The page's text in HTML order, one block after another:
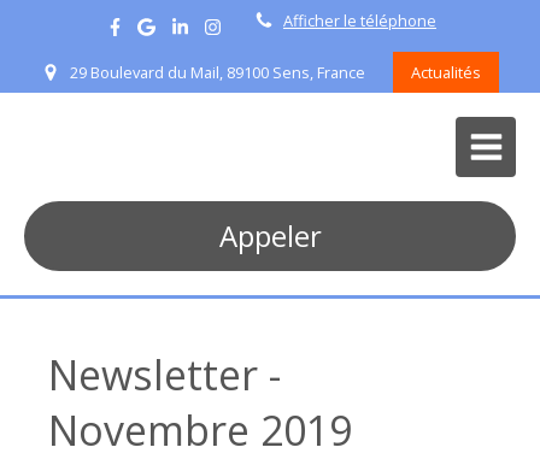
Afficher le téléphone
29 Boulevard du Mail, 89100 Sens, France Actualités
Appeler
Newsletter -
Novembre 2019